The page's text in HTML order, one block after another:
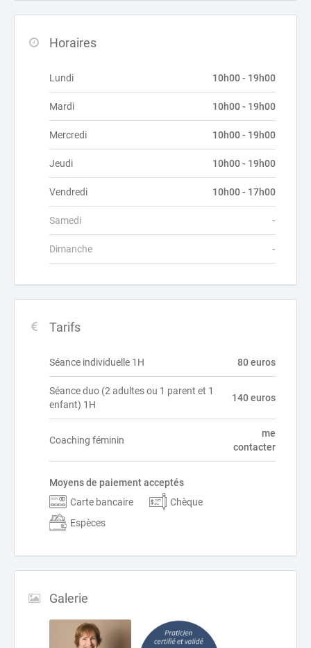
Horaires
Lundi 10h00 - 19h00
Mardi 10h00 - 19h00
Mercredi 10h00 - 19h00
Jeudi 10h00 - 19h00
Vendredi 10h00 - 17h00
Samedi -
Dimanche -
Tarifs
Séance individuelle 1H 80 euros
Séance duo (2 adultes ou 1 parent et 1
enfant) 1H
140 euros
Coaching féminin
me
contacter
Moyens de paiement acceptés
Carte bancaire
Chèque
Espèces
Galerie